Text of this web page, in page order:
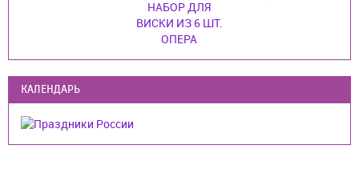
НАБОР ДЛЯ
ВИСКИ ИЗ 6 ШТ.
ОПЕРА
КАЛЕНДАРЬ